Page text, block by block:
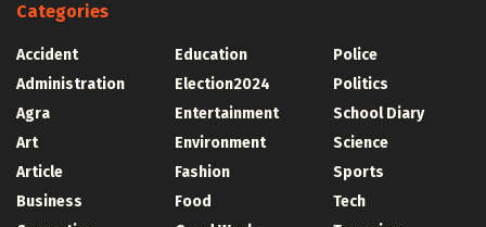
Categories
Accident
Administration
Agra
Art
Article
Business
Education
Election2024
Entertainment
Environment
Fashion
Food
Police
Politics
School Diary
Science
Sports
Tech